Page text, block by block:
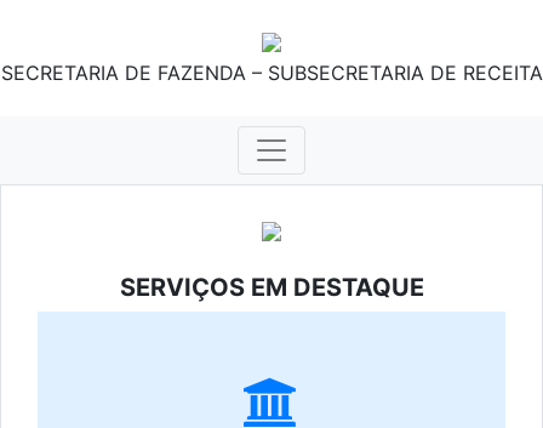
SECRETARIA DE FAZENDA – SUBSECRETARIA DE RECEITA
SERVIÇOS EM DESTAQUE